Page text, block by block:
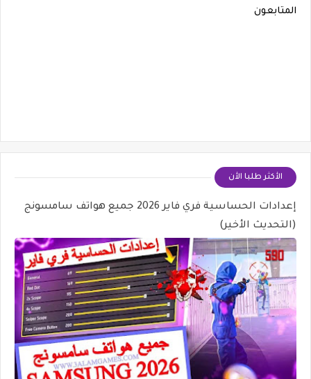
المتابعون
الأكثر طلبا الأن
إعدادات الحساسية فري فاير 2026 جميع هواتف سامسونج
(التحديث الأخير)